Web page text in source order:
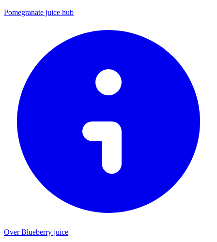
Pomegranate juice hub
Over Blueberry juice